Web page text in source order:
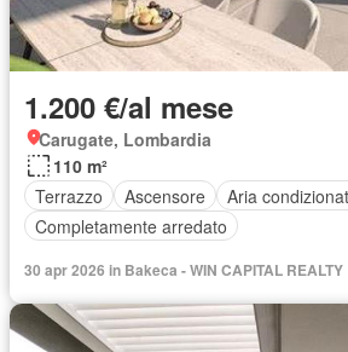
1.200 €/al mese
Carugate, Lombardia
110 m²
Terrazzo
Ascensore
Aria
Completamente arredato
30 apr 2026 in Bakeca - WIN CAPITAL REALTY